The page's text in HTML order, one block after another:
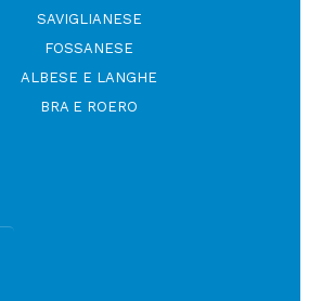
SAVIGLIANESE
FOSSANESE
ALBESE E LANGHE
BRA E ROERO